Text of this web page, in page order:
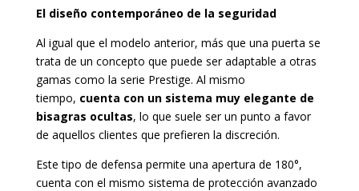
El diseño contemporáneo de la seguridad
Al igual que el modelo anterior, más que una puerta se
trata de un concepto que puede ser adaptable a otras
gamas como la serie Prestige. Al mismo
tiempo, cuenta con un sistema muy elegante de
bisagras ocultas, lo que suele ser un punto a favor
de aquellos clientes que prefieren la discreción.
Este tipo de defensa permite una apertura de 180°,
cuenta con el mismo sistema de protección avanzado